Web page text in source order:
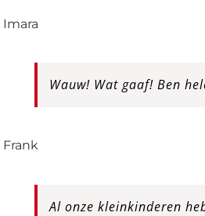
Imara
Wauw! Wat gaaf! Ben
Frank
Al onze kleinkinderen